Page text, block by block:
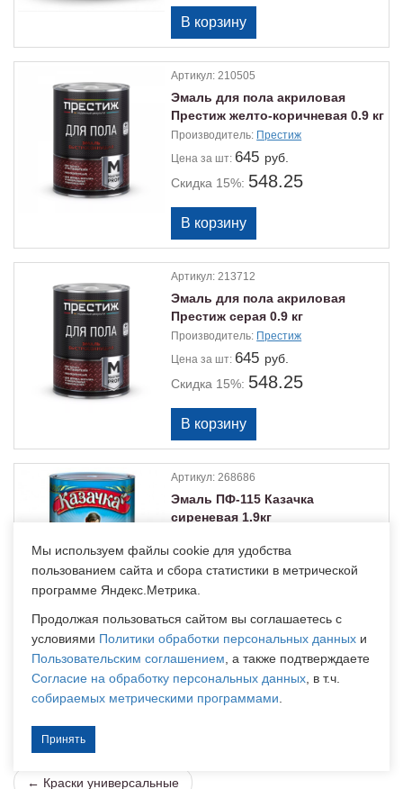
Артикул:210505
Эмаль для пола акриловая
Престиж желто-коричневая 0.9 кг
Производитель: Престиж
Цена за шт:645 руб.
Скидка 15%: 548.25
Артикул:213712
Эмаль для пола акриловая
Престиж серая 0.9 кг
Производитель: Престиж
Цена за шт:645 руб.
Скидка 15%: 548.25
Артикул:268686
Эмаль ПФ-115 Казачка
сиреневая 1.9кг
Нет в наличии. Под заказ уточнять
*цена может измениться
Ценаза шт:
Скидка 15%: 548.25
← Краски универсальные
Мы используем файлы cookie для удобства
пользованием сайта и сбора статистики в метрической
программе Яндекс.Метрика.
Продолжая пользоваться сайтом вы соглашаетесь с
условиями Политики обработки персональных данных и
Пользовательским соглашением , а также подтверждаете
Согласие на обработку персональных данных , в т.ч.
собираемых метрическими программами
Принять